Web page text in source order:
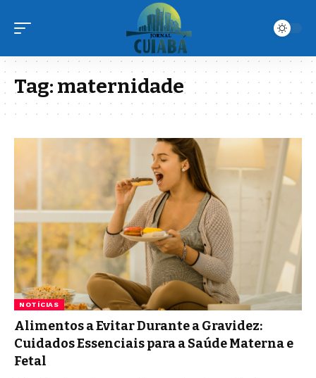
Tag:maternidade
NOTÍCIAS
Alimentos a Evitar Durante a Gravidez:
Cuidados Essenciais para a Saúde Materna e
Fetal